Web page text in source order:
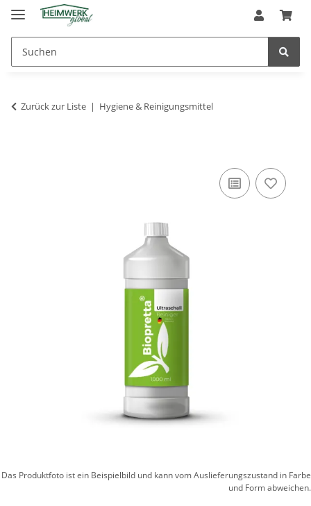
Zurück zur Liste Hygiene & Reinigungsmittel
Das Produktfoto ist ein Beispielbild und kann vom Auslieferungszustand in Farbe
und Form abweichen.